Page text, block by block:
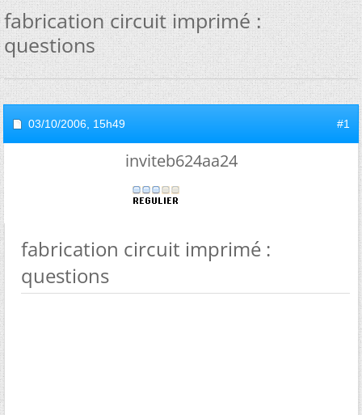
fabrication circuit imprimé :
questions
03/10/2006, 15h49 #1
inviteb624aa24
fabrication circuit imprimé :
questions